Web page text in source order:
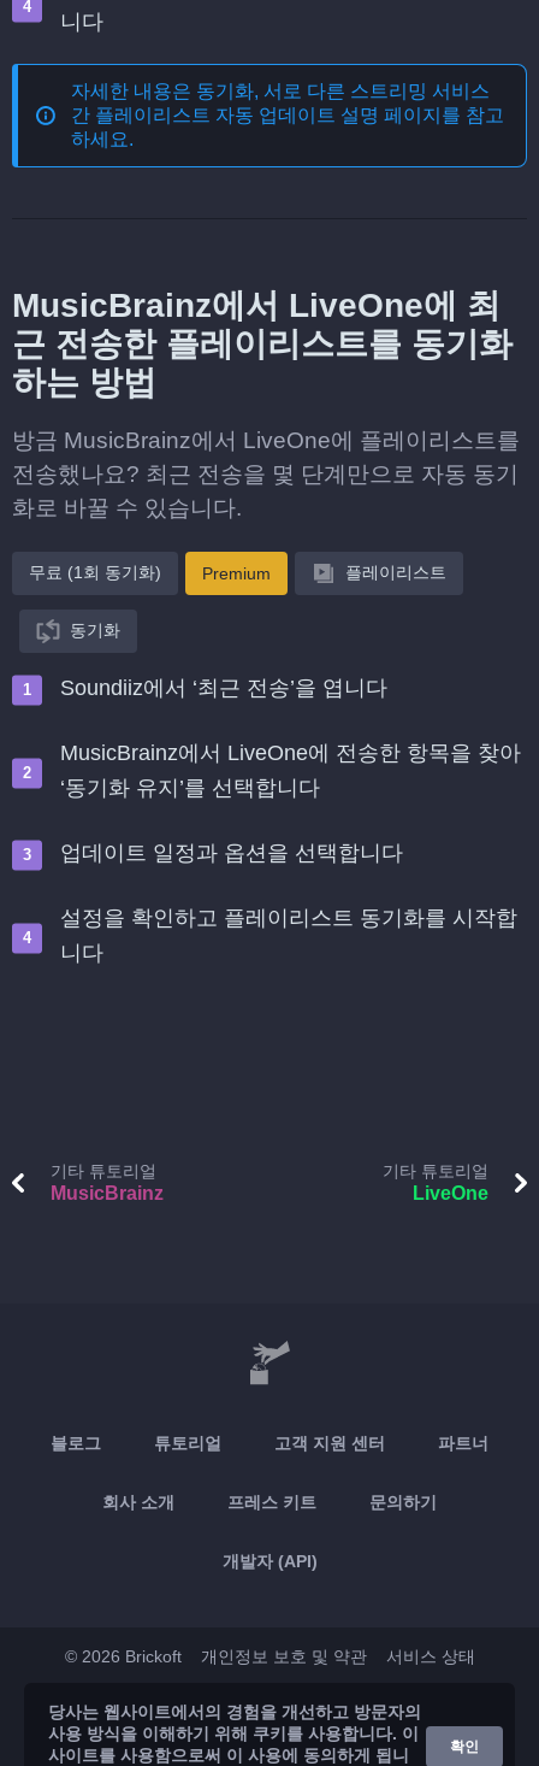
니다
자세한 내용은 동기화, 서로 다른 스트리밍 서비스
간 플레이리스트 자동 업데이트 설명 페이지를 참고
하세요.
MusicBrainz에서 LiveOne에 최
근 전송한 플레이리스트를 동기화
하는 방법
방금 MusicBrainz에서 LiveOne에 플레이리스트를
전송했나요? 최근 전송을 몇 단계만으로 자동 동기
화로 바꿀 수 있습니다.
무료 (1회 동기화) Premium 플레이리스트
동기화
Soundiiz에서 ‘최근 전송’을 엽니다
MusicBrainz에서 LiveOne에 전송한 항목을 찾아
‘동기화 유지’를 선택합니다
업데이트 일정과 옵션을 선택합니다
설정을 확인하고 플레이리스트 동기화를 시작합
니다
기타 튜토리얼
MusicBrainz
기타 튜토리얼
LiveOne
블로그 튜토리얼 고객 지원 센터 파트너
회사 소개 프레스 키트 문의하기
개발자 (API)
© 2026 Brickoft 개인정보 보호 및 약관 서비스 상태
App Store Google Play
당사는 웹사이트에서의 경험을 개선하고 방문자의
사용 방식을 이해하기 위해 쿠키를 사용합니다. 이
사이트를 사용함으로써 이 사용에 동의하게 됩니
확인